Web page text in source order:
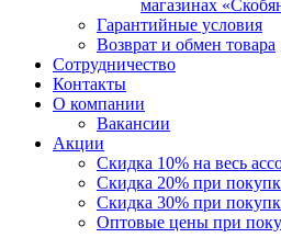
магазинах
Гарантийные условия
Возврат и обмен товара
Сотрудничество
Контакты
О компании
Вакансии
Акции
Скидка 10% на весь
Скидка 20% при
Скидка 30% при
Оптовые цены при